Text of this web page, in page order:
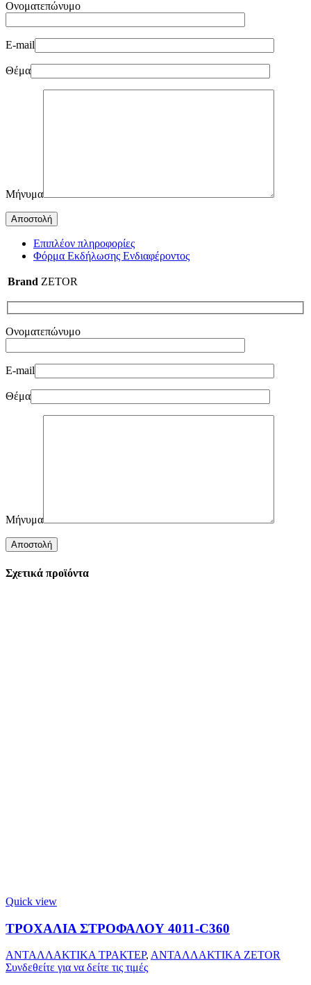
Ονοματεπώνυμο
E-mail
Θέμα
Μήνυμα
Επιπλέον πληροφορίες
Φόρμα Εκδήλωσης Ενδιαφέροντος
Brand ZETOR
Ονοματεπώνυμο
E-mail
Θέμα
Μήνυμα
Σχετικά προϊόντα
Quick view
ΤΡΟΧΑΛΙΑ ΣΤΡΟΦΑΛΟΥ 4011-C360
ΑΝΤΑΛΛΑΚΤΙΚΑ ΤΡΑΚΤΕΡ, ΑΝΤΑΛΛΑΚΤΙΚΑ ZETOR
Συνδεθείτε για να δείτε τις τιμές